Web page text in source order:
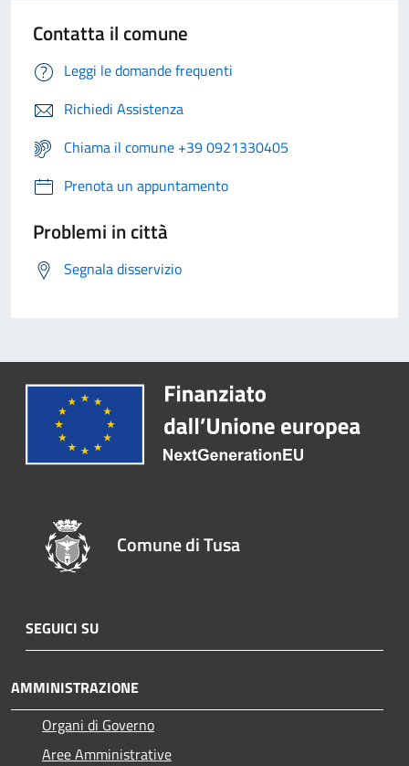
Contatta il comune
Leggi le domande frequenti
Richiedi Assistenza
Chiama il comune +39 0921330405
Prenota un appuntamento
Problemi in città
Segnala disservizio
Comune di Tusa
SEGUICI SU
AMMINISTRAZIONE
Organi di Governo
Aree Amministrative